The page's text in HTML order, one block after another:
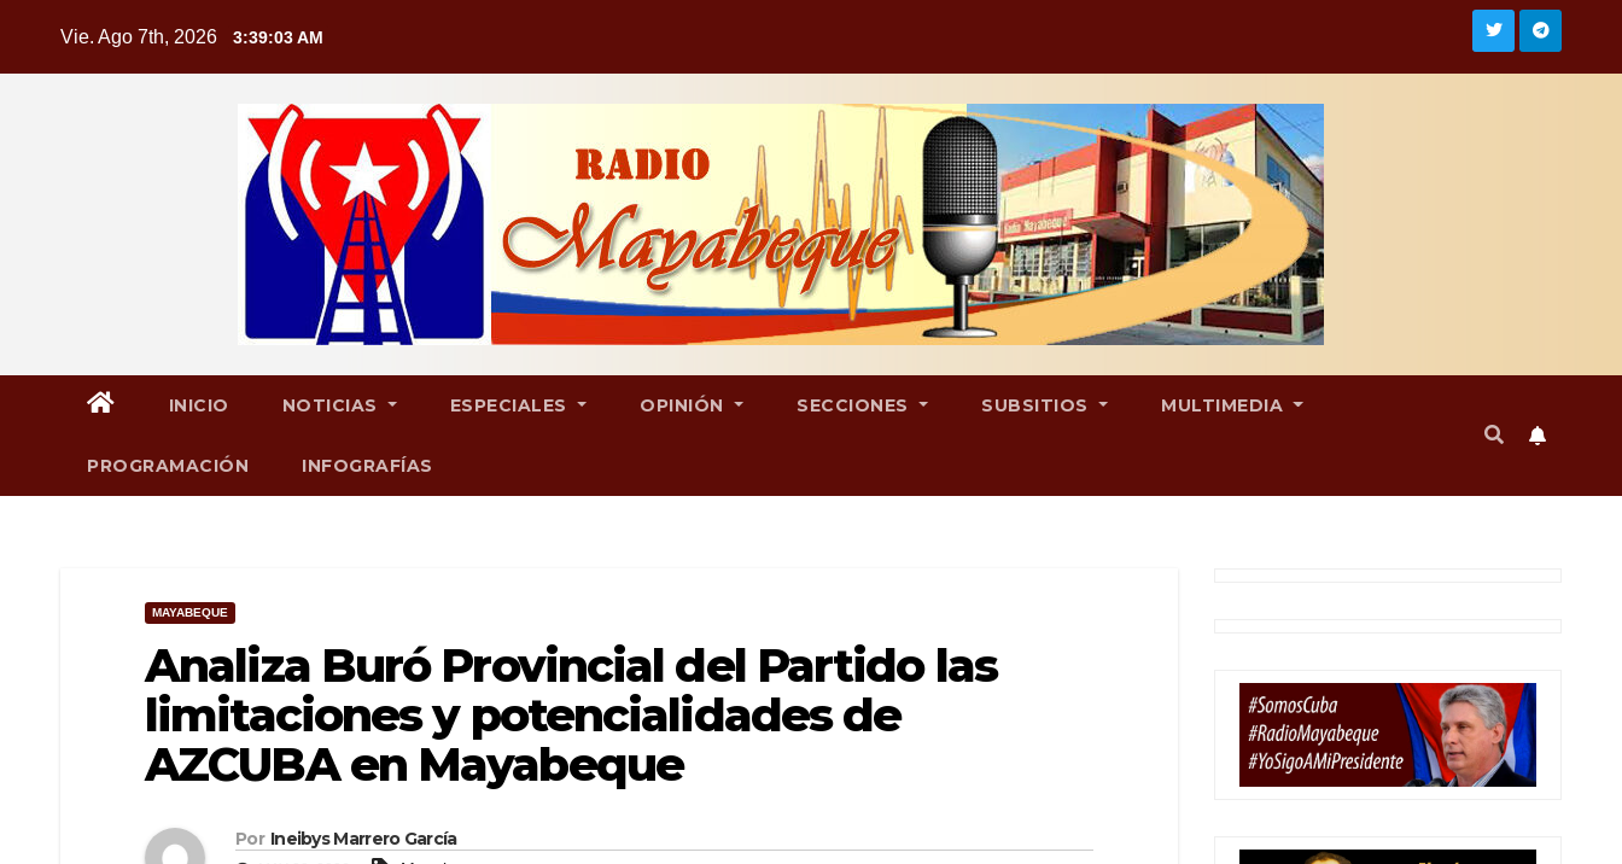
Vie. Ago 7th, 2026 3:39:04 AM
INICIO NOTICIAS ESPECIALES OPINIÓN SECCIONES SUBSITIOS MULTIMEDIA
PROGRAMACIÓN INFOGRAFÍAS
MAYABEQUE
Analiza Buró Provincial del Partido las
limitaciones y potencialidades de
AZCUBA en Mayabeque
Por Ineibys Marrero García